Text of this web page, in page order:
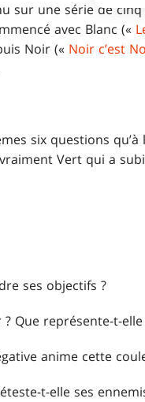
sur une série de
avec Blanc («
Noir (« Noir c’est
six questions qu’à
Vert qui a
ses objectifs ?
Que représente-t-elle
anime cette
t-elle ses